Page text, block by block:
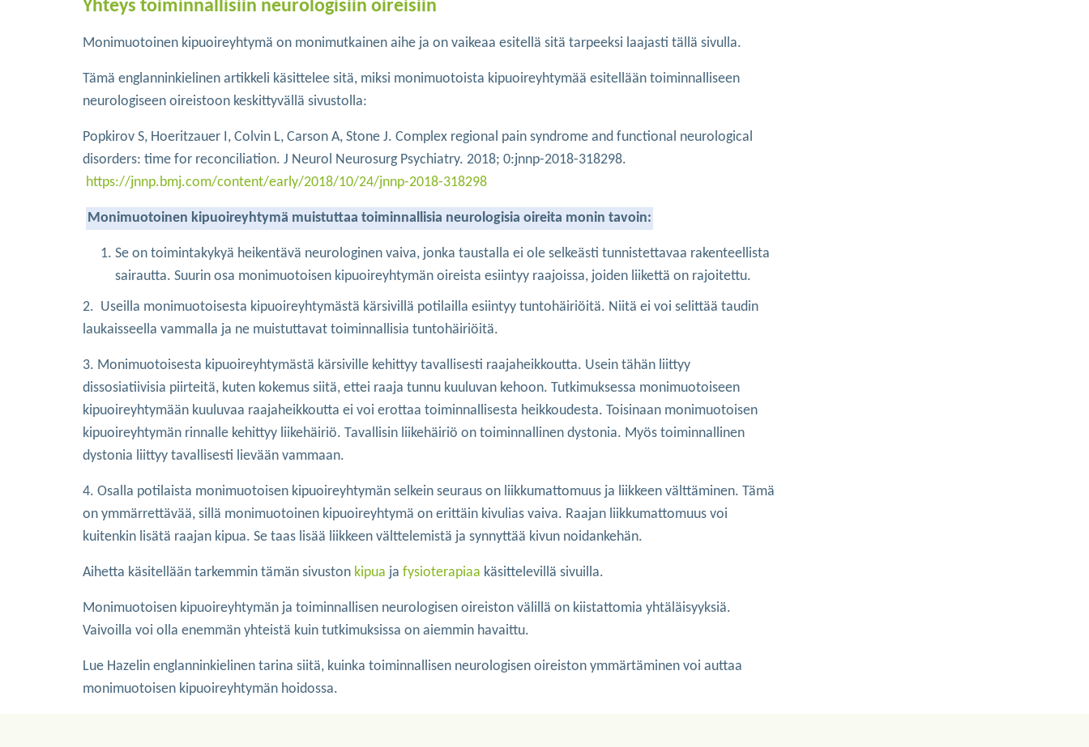
Yhteys toiminnallisiin neurologisiin oireisiin
Monimuotoinen kipuoireyhtymä on monimutkainen aihe ja on vaikeaa esitellä sitä tarpeeksi laajasti tällä sivulla.
Tämä englanninkielinen artikkeli käsittelee sitä, miksi monimuotoista kipuoireyhtymää esitellään toiminnalliseen
neurologiseen oireistoon keskittyvällä sivustolla:
Popkirov S, Hoeritzauer I, Colvin L, Carson A, Stone J. Complex regional pain syndrome and functional neurological
disorders: time for reconciliation. J Neurol Neurosurg Psychiatry. 2018; 0:jnnp-2018-318298.
https://jnnp.bmj.com/content/early/2018/10/24/jnnp-2018-318298
Monimuotoinen kipuoireyhtymä muistuttaa toiminnallisia neurologisia oireita monin tavoin:
Se on toimintakykyä heikentävä neurologinen vaiva, jonka taustalla ei ole selkeästi tunnistettavaa rakenteellista
sairautta. Suurin osa monimuotoisen kipuoireyhtymän oireista esiintyy raajoissa, joiden liikettä on rajoitettu.
2. Useilla monimuotoisesta kipuoireyhtymästä kärsivillä potilailla esiintyy tuntohäiriöitä. Niitä ei voi selittää taudin
laukaisseella vammalla ja ne muistuttavat toiminnallisia tuntohäiriöitä.
3. Monimuotoisesta kipuoireyhtymästä kärsiville kehittyy tavallisesti raajaheikkoutta. Usein tähän liittyy
dissosiatiivisia piirteitä, kuten kokemus siitä, ettei raaja tunnu kuuluvan kehoon. Tutkimuksessa monimuotoiseen
kipuoireyhtymään kuuluvaa raajaheikkoutta ei voi erottaa toiminnallisesta heikkoudesta. Toisinaan monimuotoisen
kipuoireyhtymän rinnalle kehittyy liikehäiriö. Tavallisin liikehäiriö on toiminnallinen dystonia. Myös toiminnallinen
dystonia liittyy tavallisesti lievään vammaan.
4. Osalla potilaista monimuotoisen kipuoireyhtymän selkein seuraus on liikkumattomuus ja liikkeen välttäminen. Tämä
on ymmärrettävää, sillä monimuotoinen kipuoireyhtymä on erittäin kivulias vaiva. Raajan liikkumattomuus voi
kuitenkin lisätä raajan kipua. Se taas lisää liikkeen välttelemistä ja synnyttää kivun noidankehän.
Aihetta käsitellään tarkemmin tämän sivuston kipua ja fysioterapiaa käsittelevillä sivuilla.
Monimuotoisen kipuoireyhtymän ja toiminnallisen neurologisen oireiston välillä on kiistattomia yhtäläisyyksiä.
Vaivoilla voi olla enemmän yhteistä kuin tutkimuksissa on aiemmin havaittu.
Lue Hazelin englanninkielinen tarina siitä, kuinka toiminnallisen neurologisen oireiston ymmärtäminen voi auttaa
monimuotoisen kipuoireyhtymän hoidossa.